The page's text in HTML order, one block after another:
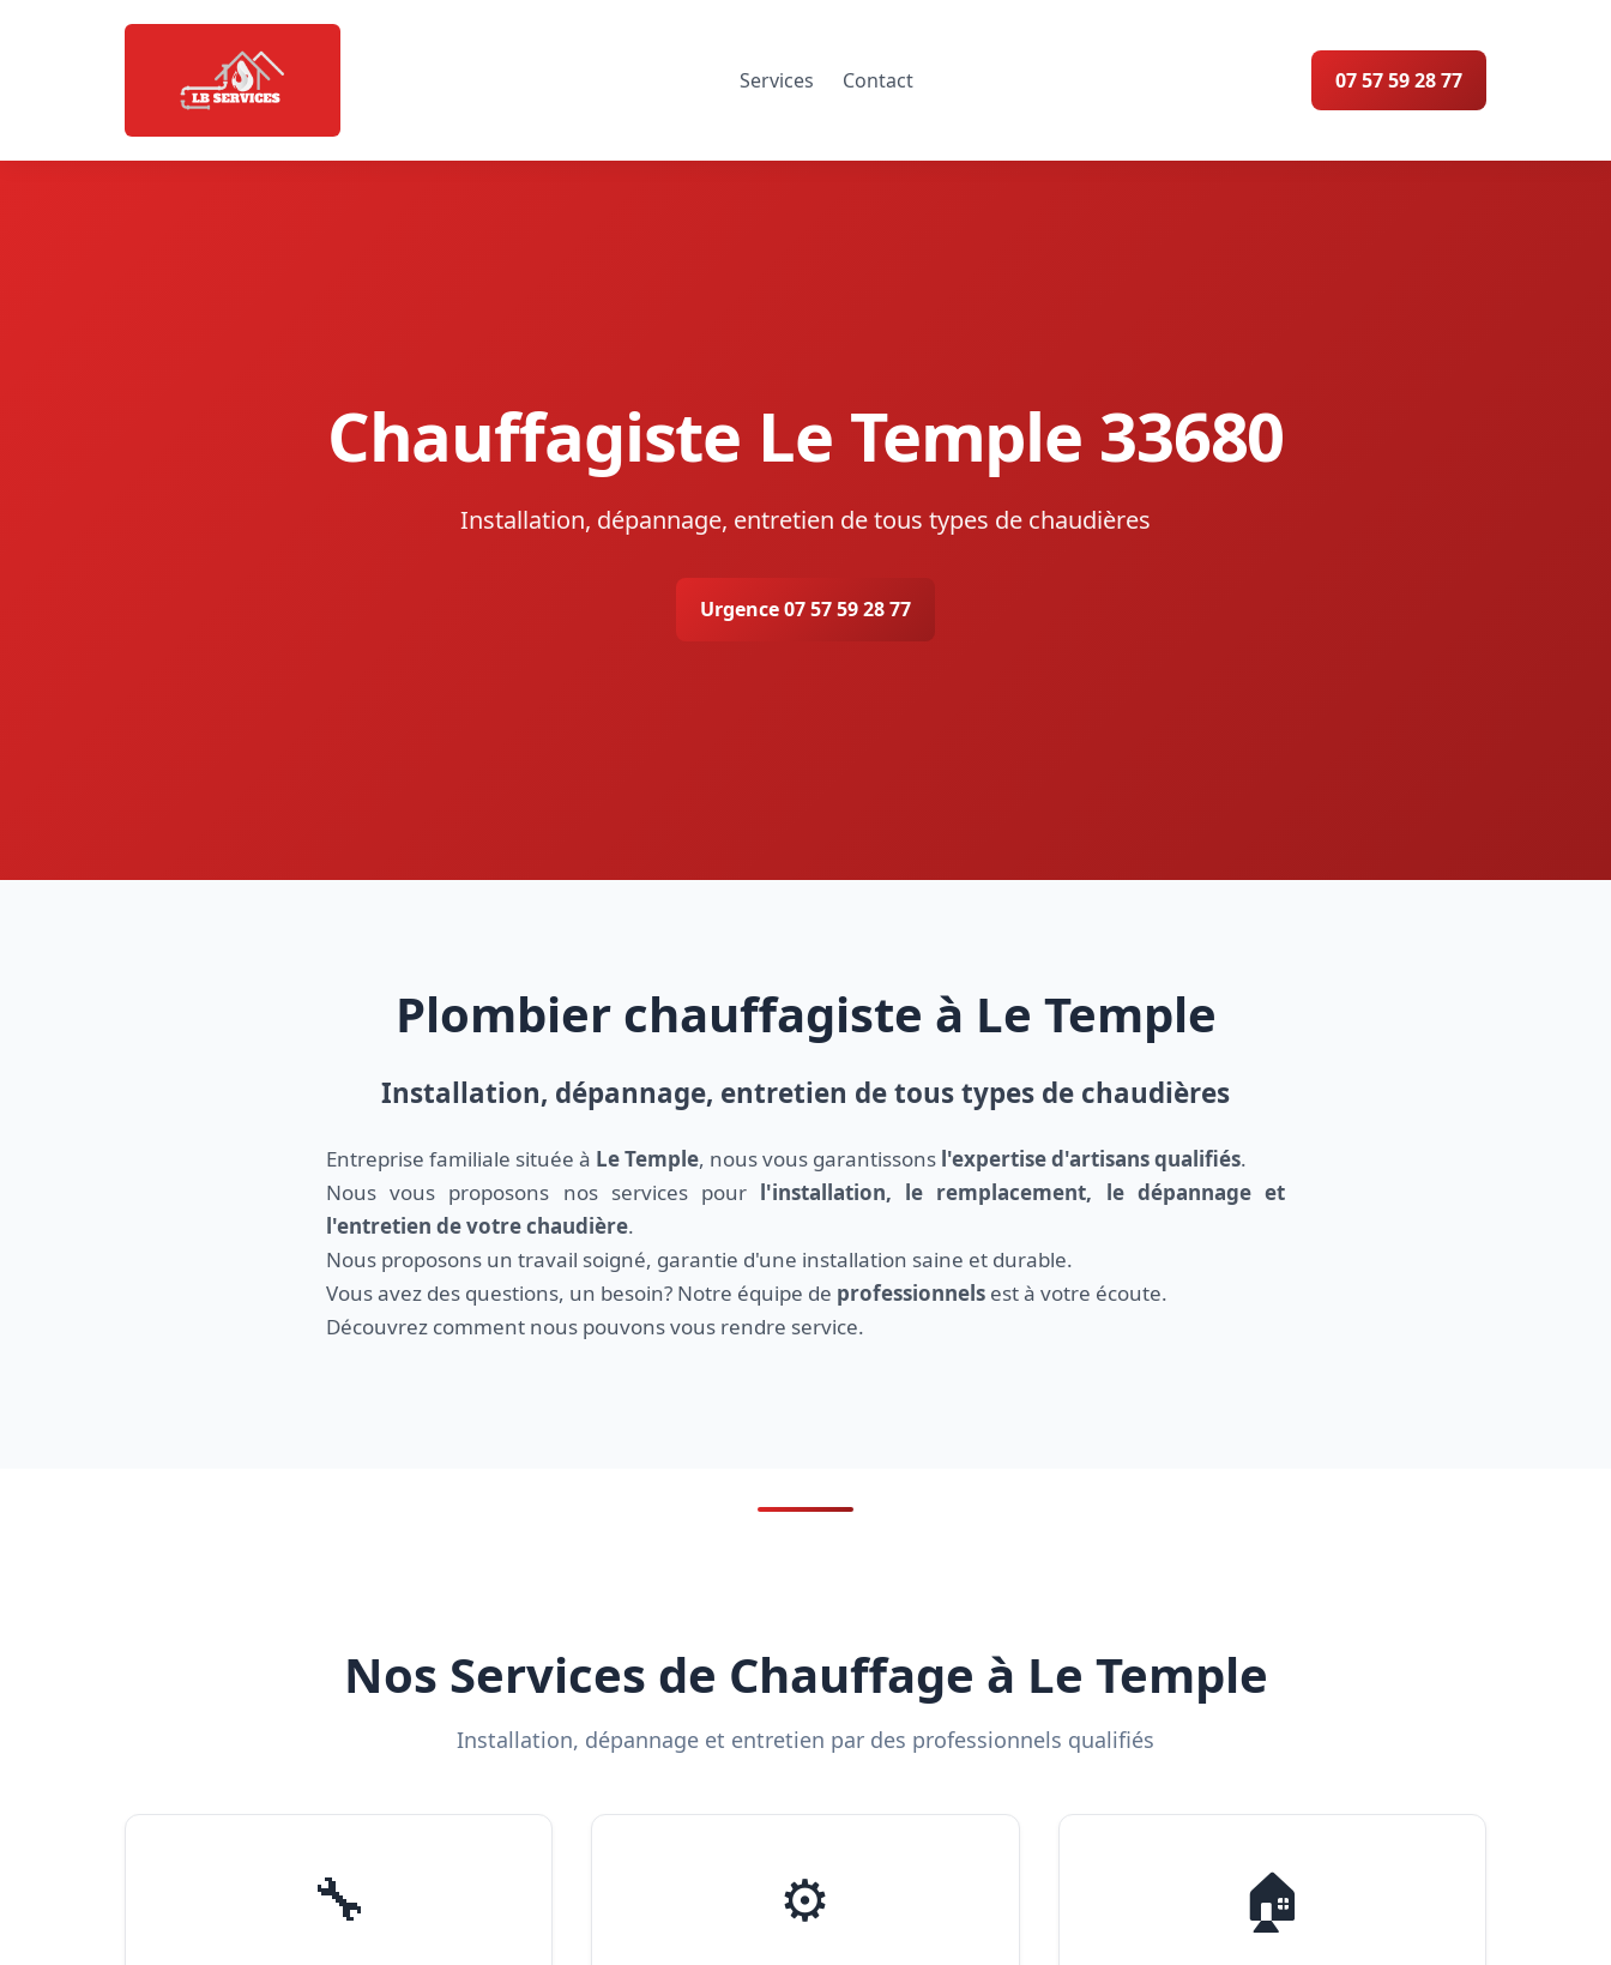
Services Contact 07 57 59 28 77
Chauffagiste Le Temple 33680
Installation, dépannage, entretien de tous types de chaudières
Urgence 07 57 59 28 77
Plombier chauffagiste à Le Temple
Installation, dépannage, entretien de tous types de chaudières
Entreprise familiale située à Le Temple, nous vous garantissons l'expertise d'artisans qualifiés.
Nous vous proposons nos services pour l'installation, le remplacement, le dépannage et
l'entretien de votre chaudière.
Nous proposons un travail soigné, garantie d'une installation saine et durable.
Vous avez des questions, un besoin? Notre équipe de professionnels est à votre écoute.
Découvrez comment nous pouvons vous rendre service.
Nos Services de Chauffage à Le Temple
Installation, dépannage et entretien par des professionnels qualifiés
🔧 ⚙️ 🏠